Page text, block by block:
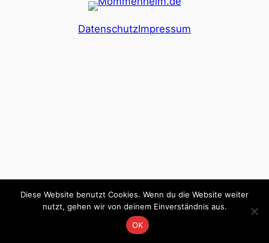
DatenschutzImpressum
Diese Website benutzt Cookies. Wenn du die Website weiter
nutzt, gehen wir von deinem Einverständnis aus.
OK